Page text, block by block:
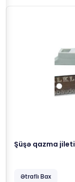
Şüşə qazma jileti
Ətraflı Bax